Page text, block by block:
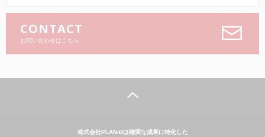
CONTACT
お問い合わせはこちら
株式会社PLAN-Bは確実な成果に特化した